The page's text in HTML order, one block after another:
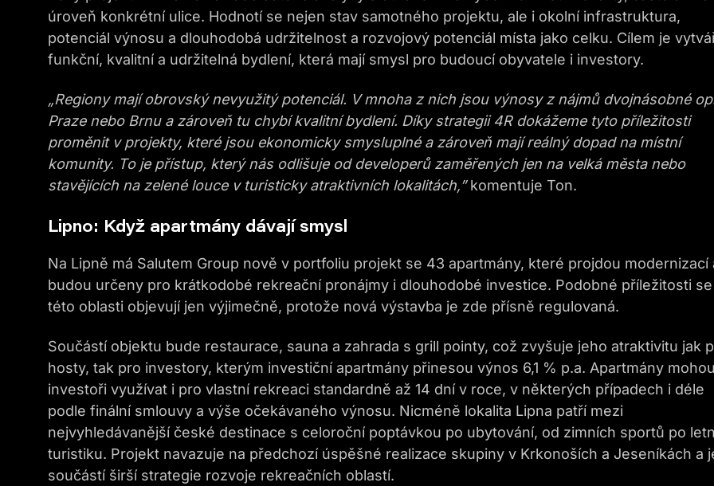
úroveň konkrétní ulice. Hodnotí se nejen stav samotného projektu, ale i okolní infrastruktura,
potenciál výnosu a dlouhodobá udržitelnost a rozvojový potenciál místa jako celku. Cílem je
funkční, kvalitní a udržitelná bydlení, která mají smysl pro budoucí obyvatele i investory.
„Regiony mají obrovský nevyužitý potenciál. V mnoha z nich jsou výnosy z nájmů dvojnásobné
Praze nebo Brnu a zároveň tu chybí kvalitní bydlení. Díky strategii 4R dokážeme tyto příležitosti
proměnit v projekty, které jsou ekonomicky smysluplné a zároveň mají reálný dopad na místní
komunity. To je přístup, který nás odlišuje od developerů zaměřených jen na velká města nebo
stavějících na zelené louce v turisticky atraktivních lokalitách,”komentuje Ton.
Lipno: Když apartmány dávají smysl
Na Lipně má Salutem Group nově v portfoliu projekt se 43 apartmány, které projdou modernizací
budou určeny pro krátkodobé rekreační pronájmy i dlouhodobé investice. Podobné příležitosti
této oblasti objevují jen výjimečně, protože nová výstavba je zde přísně regulovaná.
Součástí objektu bude restaurace, sauna a zahrada s grill pointy, což zvyšuje jeho atraktivitu jak
hosty, tak pro investory, kterým investiční apartmány přinesou výnos 6,1 % p.a. Apartmány mohou
investoři využívat i pro vlastní rekreaci standardně až 14 dní v roce, v některých případech i déle
podle finální smlouvy a výše očekávaného výnosu. Nicméně lokalita Lipna patří mezi
nejvyhledávanější české destinace s celoroční poptávkou po ubytování, od zimních sportů po
turistiku. Projekt navazuje na předchozí úspěšné realizace skupiny v Krkonoších a Jeseníkách a
součástí širší strategie rozvoje rekreačních oblastí.